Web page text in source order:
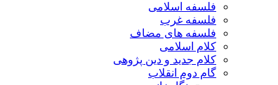
فلسفه اسلامی
فلسفه غرب
فلسفه های مضاف
کلام اسلامی
کلام جدید و دین پژوهی
گام دوم انقلاب